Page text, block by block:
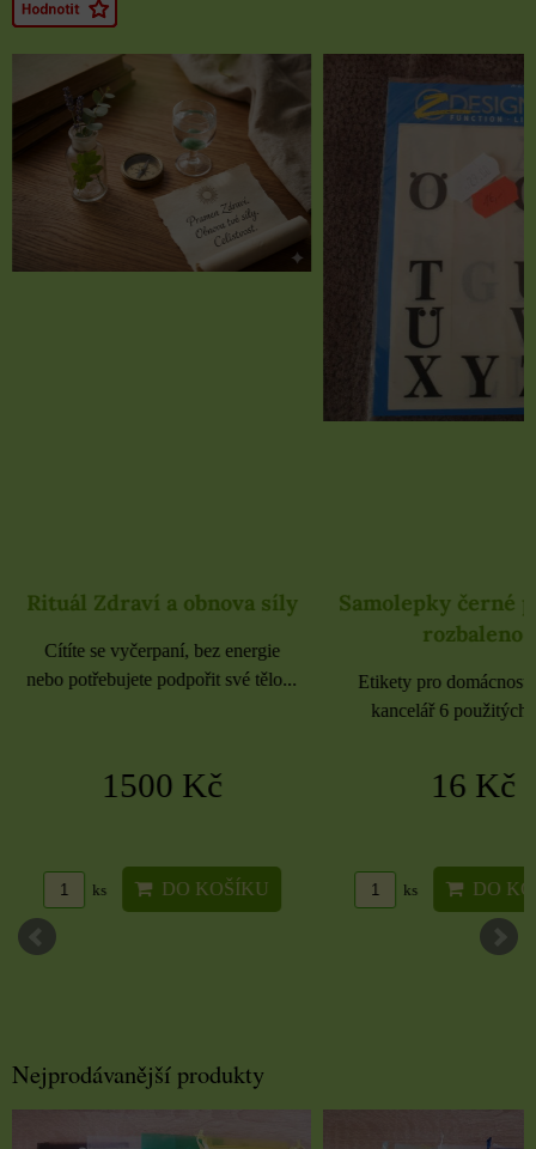
Rituál Zdraví a obnova síly
Cítíte se vyčerpaní, bez energie
nebo potřebujete podpořit své tělo...
1500 Kč
ks DO KOŠÍKU
Samolepky černé
rozbaleno
Etikety pro
kancelář 6 použitých
16 Kč
ks DO
Nejprodávanější produkty